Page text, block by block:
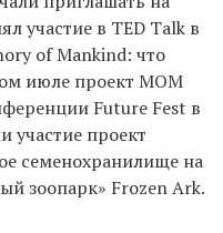
участие в TED Talk в
of Mankind: что
июле проект MOM
Future Fest в
участие проект
семенохранилище на
зоопарк» Frozen Ark.